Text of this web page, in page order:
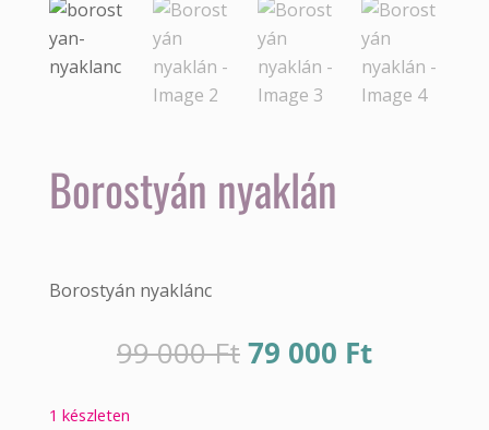
Borostyán nyaklán
Borostyán nyaklánc
99 000FtOriginal
79 000 FtCurrent
1 készleten